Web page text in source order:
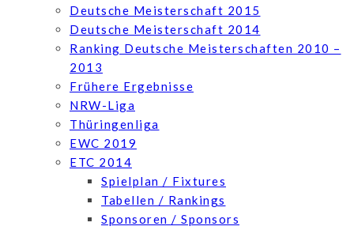
Deutsche Meisterschaft 2015
Deutsche Meisterschaft 2014
Ranking Deutsche Meisterschaften 2010 –
2013
Frühere Ergebnisse
NRW-Liga
Thüringenliga
EWC 2019
ETC 2014
Spielplan / Fixtures
Tabellen / Rankings
Sponsoren / Sponsors